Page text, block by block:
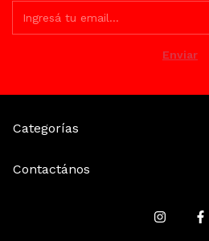
Categorías
Contactános